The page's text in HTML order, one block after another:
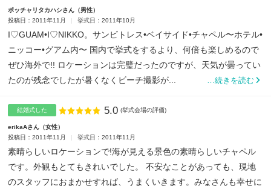
ポッチャリタカハシさん
男性
投稿日：2011年11月
挙式日：2011年10月
I♡GUAM•I♡NIKKO。サンビトレス•ベイサイド•チャペル〜ホテル•
ニッコー•グアム内〜 国内で挙式をするより、何倍も楽しめるので
ぜひ海外で!! ロケーションは完璧だったのですが、天気が曇ってい
たのが残念でしたが暑くなくビーチ撮影が...
…続きを読む
結婚式した 点数
5.0 (挙式会場の評価)
erikaAさん
女性
投稿日：2011年11月
挙式日：2011年11月
素晴らしいロケーションで!海が見える景色の素晴らしいチャペル
です。外観もとてもきれいでした。 不安なことがあっても、現地
のスタッフにおまかせすれば、うまくいきます。みなさんも幸せに